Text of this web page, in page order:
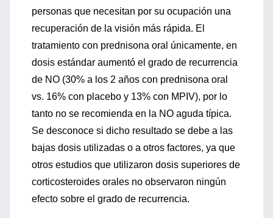
personas que necesitan por su ocupación una
recuperación de la visión más rápida. El
tratamiento con prednisona oral únicamente, en
dosis estándar aumentó el grado de recurrencia
de NO (30% a los 2 años con prednisona oral
vs. 16% con placebo y 13% con MPIV), por lo
tanto no se recomienda en la NO aguda típica.
Se desconoce si dicho resultado se debe a las
bajas dosis utilizadas o a otros factores, ya que
otros estudios que utilizaron dosis superiores de
corticosteroides orales no observaron ningún
efecto sobre el grado de recurrencia.